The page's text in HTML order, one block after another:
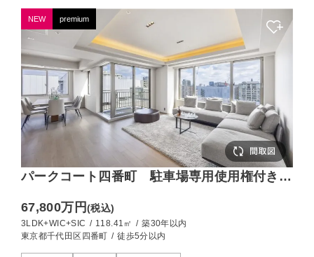
NEW premium
パークコート四番町 駐車場専用使用権付きの
67,800万円(税込)
3LDK+WIC+SIC / 118.41㎡ / 築30年以内
東京都千代田区四番町 / 徒歩5分以内